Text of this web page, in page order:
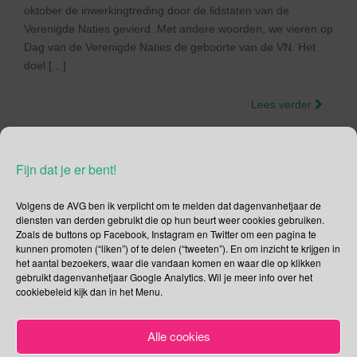
Fijn dat je er bent!
Volgens de AVG ben ik verplicht om te melden dat dagenvanhetjaar de
diensten van derden gebruikt die op hun beurt weer cookies gebruiken.
Zoals de buttons op Facebook, Instagram en Twitter om een pagina te
kunnen promoten (“liken”) of te delen (“tweeten”). En om inzicht te krijgen in
het aantal bezoekers, waar die vandaan komen en waar die op klikken
gebruikt dagenvanhetjaar Google Analytics. Wil je meer info over het
cookiebeleid kijk dan in het Menu.
Alle cookies
oktober de inwerkingtreding door de lidstaten van de
Verenigde Naties gevierd. Met andere woorden, we vieren op
Dag van de Verenigde Naties de geboorte van de VN. Het
doel […]
Lees verder
24 oktober – Kebabdag |
Boerenkooldag | Pensdag |
Polio Dag |Dag van de
Verenigde Naties |
Informatiedag over